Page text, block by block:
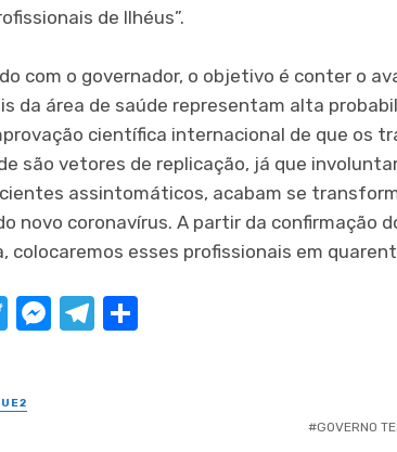
de Ilhéus”.
com o governador, o objetivo é conter o
da área de saúde representam alta
científica internacional de que os
são vetores de replicação, já que
assintomáticos, acabam se
novo coronavírus. A partir da confirmação
colocaremos esses profissionais em
Twitter
Messenger
Telegram
GOVERNO